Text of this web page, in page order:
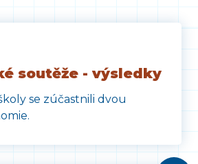
soutěže - výsledky
se zúčastnili dvou